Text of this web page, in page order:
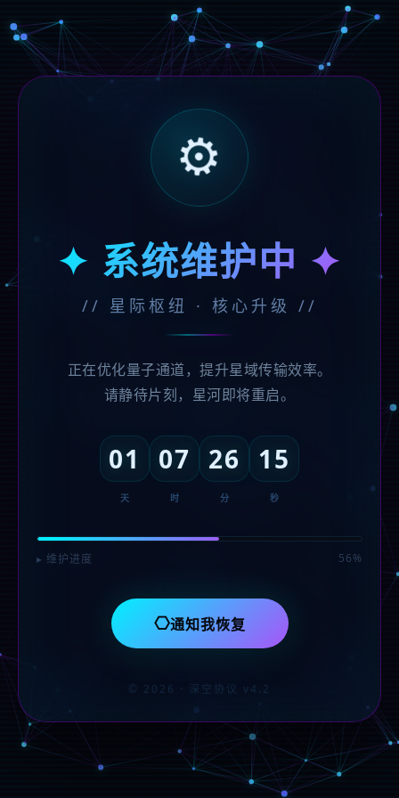
⚙️
✦ 系统维护中 ✦
// 星际枢纽 · 核心升级 //
正在优化量子通道，提升星域传输效率。
请静待片刻，星河即将重启。
01
天
07
时
26
分
15
秒
▸ 维护进度 56%
⎔通知我恢复
© 2026 · 深空协议 v4.2